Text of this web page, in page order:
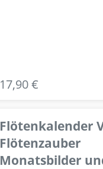
17,90 €
Flötenkalender
Flötenzauber
Monatsbilder